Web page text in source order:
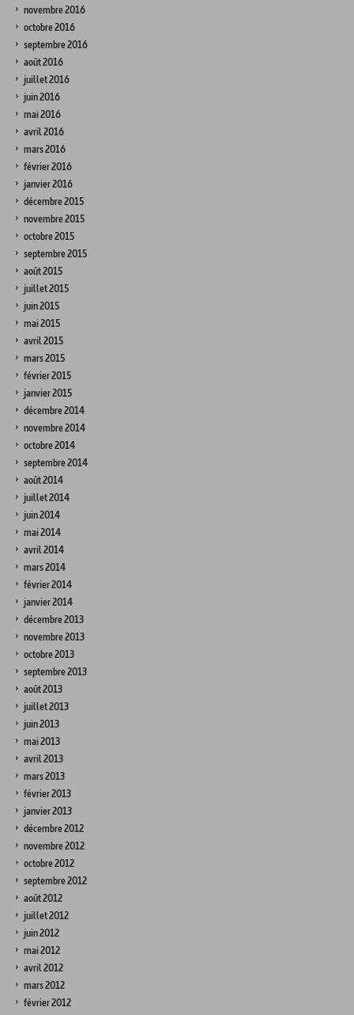
novembre 2016
octobre 2016
septembre 2016
août 2016
juillet 2016
juin 2016
mai 2016
avril 2016
mars 2016
février 2016
janvier 2016
décembre 2015
novembre 2015
octobre 2015
septembre 2015
août 2015
juillet 2015
juin 2015
mai 2015
avril 2015
mars 2015
février 2015
janvier 2015
décembre 2014
novembre 2014
octobre 2014
septembre 2014
août 2014
juillet 2014
juin 2014
mai 2014
avril 2014
mars 2014
février 2014
janvier 2014
décembre 2013
novembre 2013
octobre 2013
septembre 2013
août 2013
juillet 2013
juin 2013
mai 2013
avril 2013
mars 2013
février 2013
janvier 2013
décembre 2012
novembre 2012
octobre 2012
septembre 2012
août 2012
juillet 2012
juin 2012
mai 2012
avril 2012
mars 2012
février 2012